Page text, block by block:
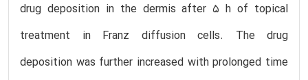
drug deposition in the dermis after 5 h of topical
treatment in Franz diffusion cells. The drug
deposition was further increased with prolonged time